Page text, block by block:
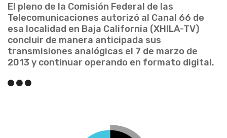
El pleno de la Comisión Federal de las
Telecomunicaciones autorizó al Canal 66 de
esa localidad en Baja California (XHILA-TV)
concluir de manera anticipada sus
transmisiones analógicas el 7 de marzo de
2013 y continuar operando en formato digital.